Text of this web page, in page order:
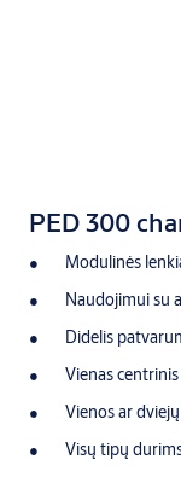
PED 300
Modulinės
Naudojimui su
Didelis
Vienas
Vienos ar
Visų tipų